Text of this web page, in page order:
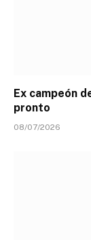
Ex campeón
pronto
08/07/2026